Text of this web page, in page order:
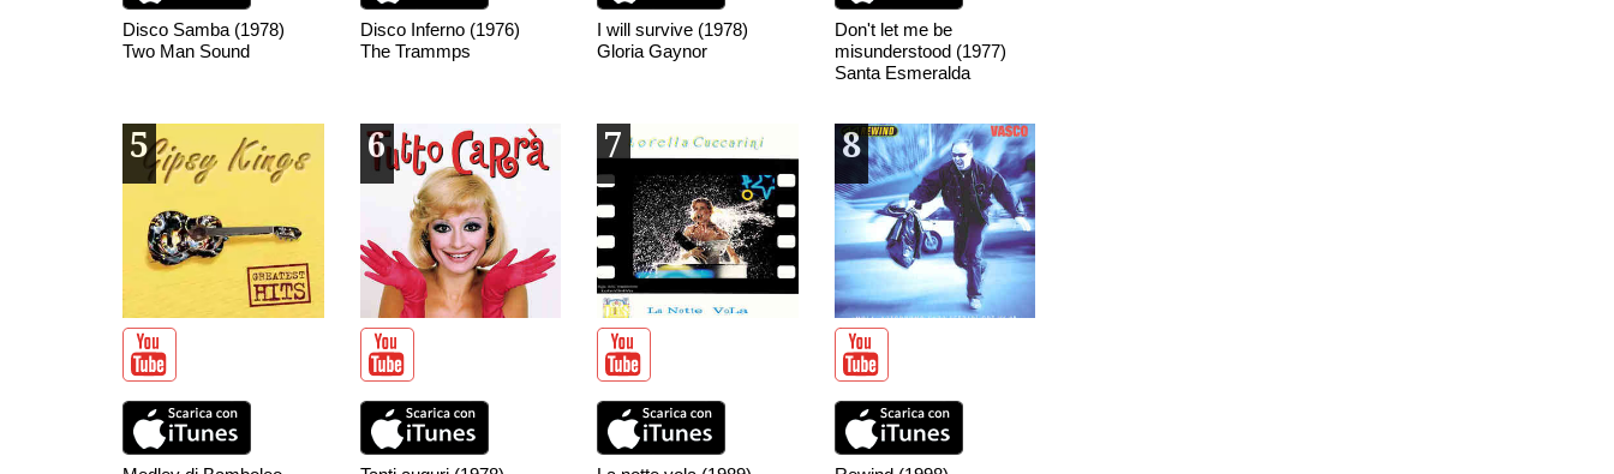
Disco Samba (1978)
Two Man Sound
Disco Inferno (1976)
The Trammps
I will survive (1978)
Gloria Gaynor
Don't let me be
misunderstood (1977)
Santa Esmeralda
5 6 7 8